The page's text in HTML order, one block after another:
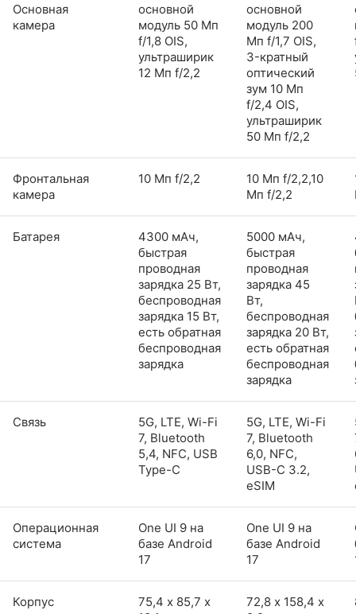
Основная
камера
основной
модуль 50 Мп
f/1,8 OIS,
ультраширик
12 Мп f/2,2
основной
модуль 200
Мп f/1,7 OIS,
3-кратный
оптический
зум 10 Мп
f/2,4 OIS,
ультраширик
50 Мп f/2,2
Фронтальная
камера
10 Мп f/2,2
10 Мп f/2,2,10
Мп f/2,2
Батарея
4300 мАч,
быстрая
проводная
зарядка 25 Вт,
беспроводная
зарядка 15 Вт,
есть обратная
беспроводная
зарядка
5000 мАч,
быстрая
проводная
зарядка 45
Вт,
беспроводная
зарядка 20 Вт,
есть обратная
беспроводная
зарядка
Связь
5G, LTE, Wi-Fi
7, Bluetooth
5,4, NFC, USB
Type-C
5G, LTE, Wi-Fi
7, Bluetooth
6,0, NFC,
USB-C 3.2,
eSIM
Операционная
система
One UI 9 на
базе Android
17
One UI 9 на
базе Android
17
Корпус
75,4 х 85,7 х
72,8 х 158,4 х